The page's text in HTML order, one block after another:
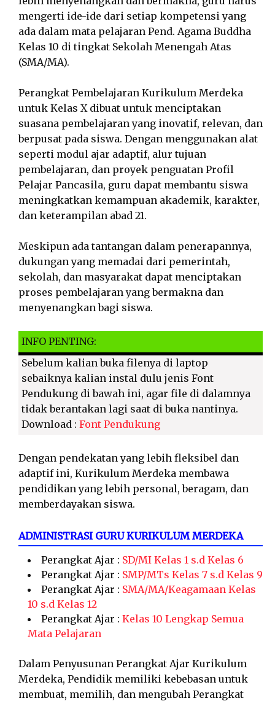
mengerti ide-ide dari setiap kompetensi yang
ada dalam mata pelajaran Pend. Agama Buddha
Kelas 10 di tingkat Sekolah Menengah Atas
(SMA/MA).
Perangkat Pembelajaran Kurikulum Merdeka
untuk Kelas X dibuat untuk menciptakan
suasana pembelajaran yang inovatif, relevan, dan
berpusat pada siswa. Dengan menggunakan alat
seperti modul ajar adaptif, alur tujuan
pembelajaran, dan proyek penguatan Profil
Pelajar Pancasila, guru dapat membantu siswa
meningkatkan kemampuan akademik, karakter,
dan keterampilan abad 21.
Meskipun ada tantangan dalam penerapannya,
dukungan yang memadai dari pemerintah,
sekolah, dan masyarakat dapat menciptakan
proses pembelajaran yang bermakna dan
menyenangkan bagi siswa.
INFO PENTING:
Sebelum kalian buka filenya di laptop
sebaiknya kalian instal dulu jenis Font
Pendukung di bawah ini, agar file di dalamnya
tidak berantakan lagi saat di buka nantinya.
Download : Font Pendukung
Dengan pendekatan yang lebih fleksibel dan
adaptif ini, Kurikulum Merdeka membawa
pendidikan yang lebih personal, beragam, dan
memberdayakan siswa.
ADMINISTRASI GURU KURIKULUM MERDEKA
Perangkat Ajar : SD/MI Kelas 1 s.d Kelas 6
Perangkat Ajar : SMP/MTs Kelas 7 s.d Kelas 9
Perangkat Ajar : SMA/MA/Keagamaan Kelas
10 s.d Kelas 12
Perangkat Ajar : Kelas 10 Lengkap Semua
Mata Pelajaran
Dalam Penyusunan Perangkat Ajar Kurikulum
Merdeka, Pendidik memiliki kebebasan untuk
membuat, memilih, dan mengubah Perangkat